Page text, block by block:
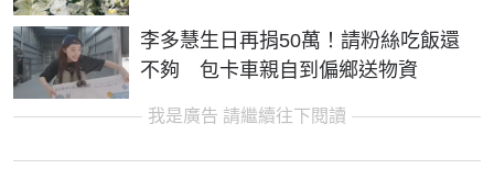
李多慧生日再捐50萬！請粉絲吃飯還
不夠 包卡車親自到偏鄉送物資
我是廣告 請繼續往下閱讀